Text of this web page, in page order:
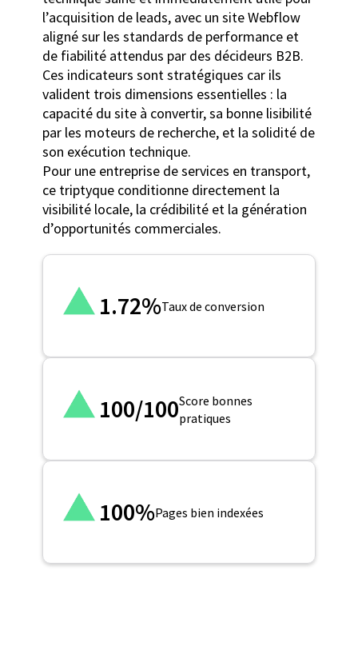
l’acquisition de leads, avec un site Webflow
aligné sur les standards de performance et
de fiabilité attendus par des décideurs B2B.
Ces indicateurs sont stratégiques car ils
valident trois dimensions essentielles : la
capacité du site à convertir, sa bonne lisibilité
par les moteurs de recherche, et la solidité de
son exécution technique.
Pour une entreprise de services en transport,
ce triptyque conditionne directement la
visibilité locale, la crédibilité et la génération
d’opportunités commerciales.
1.72%Taux de conversion
100/100Score bonnes
pratiques
100%Pages bien indexées